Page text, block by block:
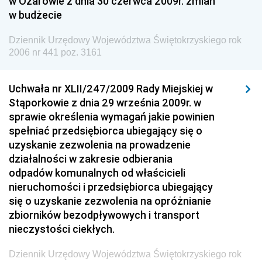
Społecznej
Dziennik Urzędowy Urzędu Lotnictwa Cywilnego
Dziennik Urzędowy Ministerstwa Hutnictwa i
Przemysłu Maszynowego
Dziennik Urzędowy Ministerstwa Zdrowia i Opieki
Społecznej
Dziennik Urzędowy Ministerstwa Rolnictwa, Leśnictwa
i Gospodarki Żywnościowej
Dziennik Urzędowy Ministra Spraw Wewnętrznych
Dziennik Urzędowy Ministra Transportu, Budownictwa
i Gospodarki Morskiej
Dziennik Urzędowy Ministra Administracji i Cyfryzacji
w budżecie
Dziennik Urzędowy Województwa Świętokrzyskiego rok
2006 nr 441 poz. 3161
Uchwała nr XLII/247/2009 Rady Miejskiej w
Stąporkowie z dnia 29 września 2009r. w
sprawie określenia wymagań jakie powinien
spełniać przedsiębiorca ubiegający się o
uzyskanie zezwolenia na prowadzenie
działalności w zakresie odbierania
odpadów komunalnych od właścicieli
nieruchomości i przedsiębiorca ubiegający
się o uzyskanie zezwolenia na opróżnianie
zbiorników bezodpływowych i transport
nieczystości ciekłych.
Dziennik Urzędowy Województwa Świętokrzyskiego rok